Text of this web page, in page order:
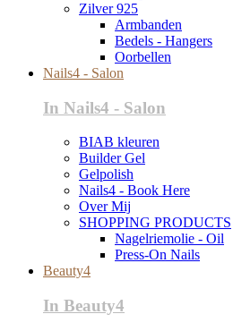
Zilver 925
Armbanden
Bedels - Hangers
Oorbellen
Nails4 - Salon
In Nails4 - Salon
BIAB kleuren
Builder Gel
Gelpolish
Nails4 - Book Here
Over Mij
SHOPPING PRODUCTS
Nagelriemolie - Oil
Press-On Nails
Beauty4
In Beauty4